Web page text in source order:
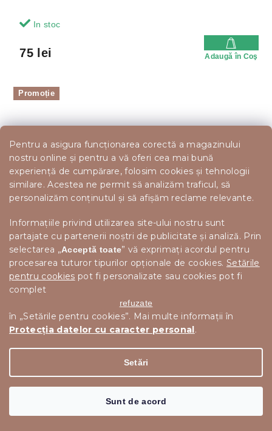
Pentru a asigura funcționarea corectă a magazinului
nostru online și pentru a vă oferi cea mai bună
experiență de cumpărare, folosim cookies și tehnologii
similare. Acestea ne permit să analizăm traficul, să
personalizăm conținutul și să afișăm reclame relevante.
Informațiile privind utilizarea site-ului nostru sunt
partajate cu partenerii noștri de publicitate și analiză. Prin
selectarea „Acceptă toate” vă exprimați acordul pentru
procesarea tuturor tipurilor opționale de cookies. Setările
pentru cookies pot fi personalizate sau cookies pot fi
complet
refuzate
în „Setările pentru cookies”. Mai multe informații în
Protecția datelor cu caracter personal.
Setări
Sunt de acord
In stoc
75 lei Adaugă în Coş
Promoție
127 lei
–36 %
STEA SUSPENDATA DIN HARTIE EIGHT SIDED
In stoc
81 lei Adaugă în Coş